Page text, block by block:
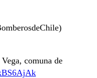
comuna de